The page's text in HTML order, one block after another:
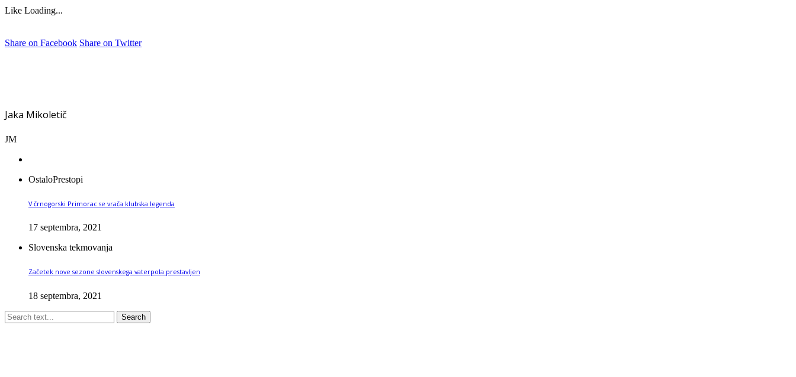
Like Loading...
Share on Facebook Share on Twitter
Jaka Mikoletič
JM
OstaloPrestopi
V črnogorski Primorac se vrača klubska legenda
17 septembra, 2021
Slovenska tekmovanja
Začetek nove sezone slovenskega vaterpola prestavljen
18 septembra, 2021
Search